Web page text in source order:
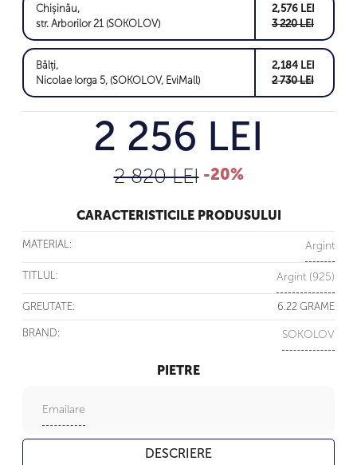
Chișinău,
str. Arborilor 21 (SOKOLOV)
2,576 LEI
3 220 LEI
Bălți,
Nicolae Iorga 5, (SOKOLOV, EviMall)
2,184 LEI
2 730 LEI
2 256 LEI
2 820 LEI -20%
CARACTERISTICILE PRODUSULUI
MATERIAL: Argint
TITLUL: Argint (925)
GREUTATE: 6.22 GRAME
BRAND: SOKOLOV
PIETRE
Emailare
DESCRIERE